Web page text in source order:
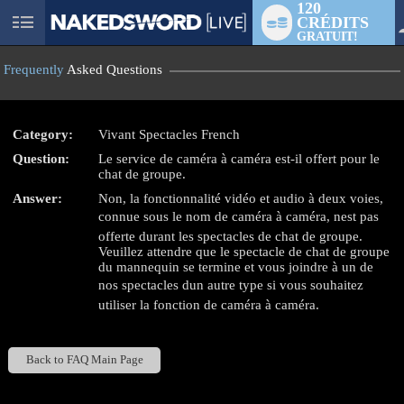
User
120
CRÉDITS
GRATUIT!
Frequently Asked Questions
Category:
Vivant Spectacles French
Question:
Le service de caméra à caméra est-il offert pour le
chat de groupe.
Answer:
Non, la fonctionnalité vidéo et audio à deux voies,
connue sous le nom de caméra à caméra, nest pas
offerte durant les spectacles de chat de groupe.
Veuillez attendre que le spectacle de chat de groupe
du mannequin se termine et vous joindre à un de
nos spectacles dun autre type si vous souhaitez
utiliser la fonction de caméra à caméra.
Back to FAQ Main Page
LIMITED TIME OFFER!